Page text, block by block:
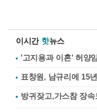
이시간 핫뉴스
'고지용과 이혼' 허양
표창원, 남규리에 15